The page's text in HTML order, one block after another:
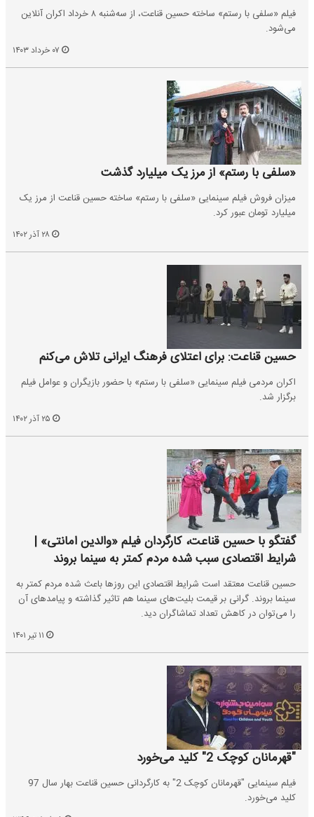
فیلم «سلفی با رستم» ساخته حسین قناعت، از سه‌شنبه ۸ خرداد اکران آنلاین
می‌شود.
«سلفی با رستم» از مرز یک میلیارد گذشت
میزان فروش فیلم سینمایی «سلفی با رستم» ساخته حسین قناعت از مرز یک
میلیارد تومان عبور کرد.
حسین قناعت: برای اعتلای فرهنگ ایرانی تلاش می‌کنم
اکران مردمی فیلم سینمایی «سلفی با رستم» با حضور بازیگران و عوامل فیلم
برگزار شد.
گفتگو با حسین قناعت، کارگردان فیلم «والدین امانتی» |
شرایط اقتصادی سبب شده مردم کمتر به سینما بروند
حسین قناعت معتقد است شرایط اقتصادی این روزها باعث شده مردم کمتر به
سینما بروند. گرانی بر قیمت بلیت‌های سینما هم تاثیر گذاشته و پیامدهای آن
را می‌توان در کاهش تعداد تماشاگران دید.
"قهرمانان کوچک 2" کلید می‌خورد
فیلم سینمایی "قهرمانان کوچک 2" به کارگردانی حسین قناعت بهار سال 97
کلید می‌خورد.